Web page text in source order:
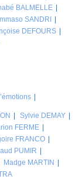
BALMELLE
SANDRI
DEFOURS
Sylvie DEMAY
FERME
FRANCO
PUMIR
Madge MARTIN